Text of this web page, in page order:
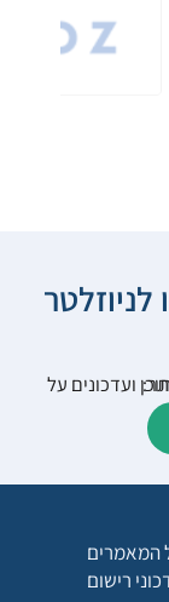
לאתר:
המאמרים
רישום